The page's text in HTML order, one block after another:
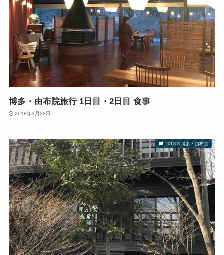
博多・由布院旅行 1日目・2日目 食事
2018年3月28日
2018.3 博多・由布院